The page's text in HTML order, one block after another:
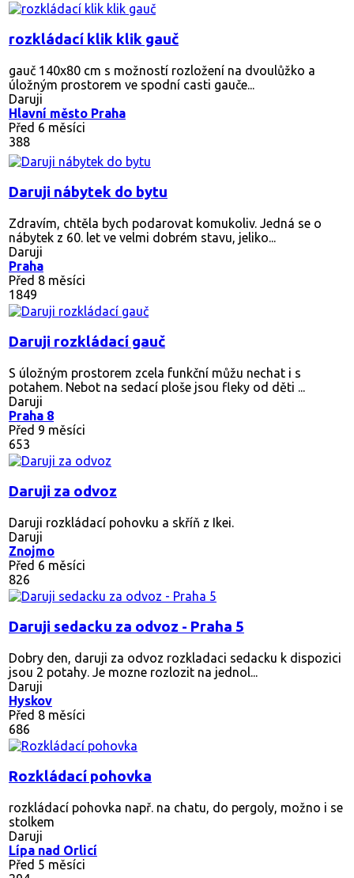
rozkládací klik klik gauč
gauč 140x80 cm s možností rozložení na dvoulůžko a
úložným prostorem ve spodní casti gauče...
Daruji
Hlavní město Praha
Před 6 měsíci
388
Daruji nábytek do bytu
Zdravím, chtěla bych podarovat komukoliv. Jedná se o
nábytek z 60. let ve velmi dobrém stavu, jeliko...
Daruji
Praha
Před 8 měsíci
1849
Daruji rozkládací gauč
S úložným prostorem zcela funkční můžu nechat i s
potahem. Nebot na sedací ploše jsou fleky od děti ...
Daruji
Praha 8
Před 9 měsíci
653
Daruji za odvoz
Daruji rozkládací pohovku a skříň z Ikei.
Daruji
Znojmo
Před 6 měsíci
826
Daruji sedacku za odvoz - Praha 5
Dobry den, daruji za odvoz rozkladaci sedacku k dispozici
jsou 2 potahy. Je mozne rozlozit na jednol...
Daruji
Hyskov
Před 8 měsíci
686
Rozkládací pohovka
rozkládací pohovka např. na chatu, do pergoly, možno i se
stolkem
Daruji
Lípa nad Orlicí
Před 5 měsíci